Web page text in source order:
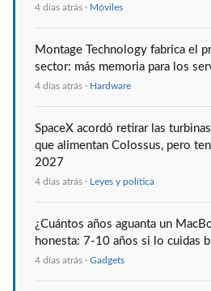
4 días atrás · Móviles
Montage Technology fabrica el
sector: más memoria para los
4 días atrás · Hardware
SpaceX acordó retirar las
que alimentan Colossus, pero
2027
4 días atrás · Leyes y política
¿Cuántos años aguanta un
honesta: 7-10 años si lo cuidas
4 días atrás · Gadgets